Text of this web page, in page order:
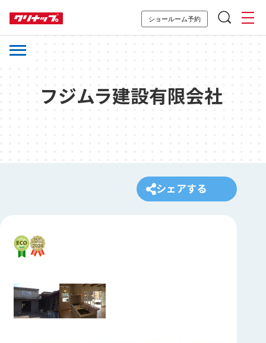
ショールーム予約
フジムラ建設有限会社
シェアする